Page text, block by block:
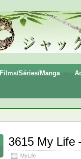
Films/Séries/Manga
3615 My Life
MyLife